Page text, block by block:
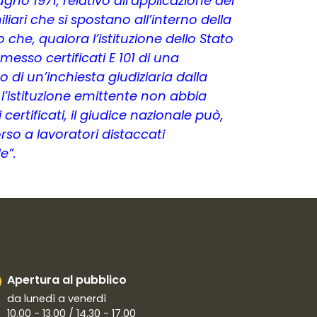
che si spostano all’interno della
qualora l’istituzione dello Stato
certificati E 101 di una
di un’inchiesta giudiziaria dalla
emittente non abbia
il giudice nazionale può,
a lavoratori distaccati
Apertura al pubblico
da lunedì a venerdì
10.00 - 13.00 / 14.30 - 17.00